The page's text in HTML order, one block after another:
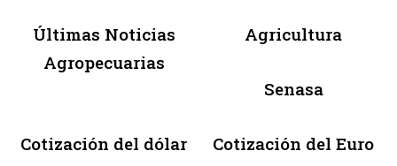
Últimas Noticias
Agropecuarias
Agricultura
Senasa
Cotización del dólar Cotización del Euro